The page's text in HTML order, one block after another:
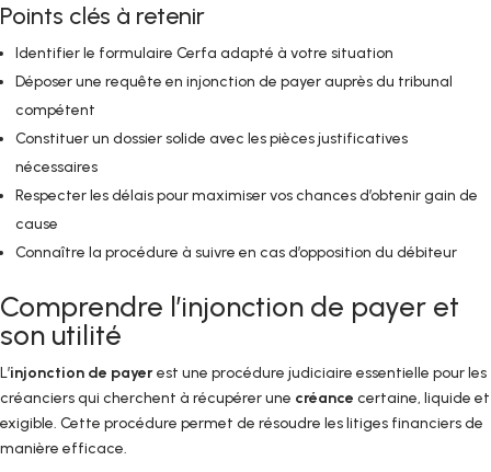
Points clés à retenir
Identifier le formulaire Cerfa adapté à votre situation
Déposer une requête en injonction de payer auprès du tribunal
compétent
Constituer un dossier solide avec les pièces justificatives
nécessaires
Respecter les délais pour maximiser vos chances d’obtenir gain de
cause
Connaître la procédure à suivre en cas d’opposition du débiteur
Comprendre l’injonction de payer et
son utilité
L’injonction de payerest une procédure judiciaire essentielle pour les
créanciers qui cherchent à récupérer une créance certaine, liquide et
exigible. Cette procédure permet de résoudre les litiges financiers de
manière efficace.